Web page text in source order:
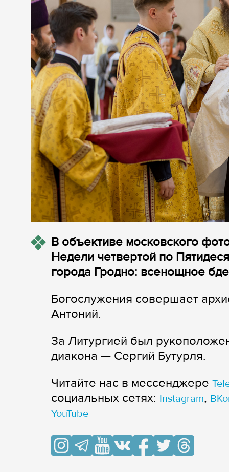
В объективе московского
Недели четвертой по
города Гродно: всенощное
Богослужения совершает
Антоний.
За Литургией был
диакона — Сергий Бутурля.
Читайте нас в мессенджере
cоциальных сетях: Instagram,
YouTube